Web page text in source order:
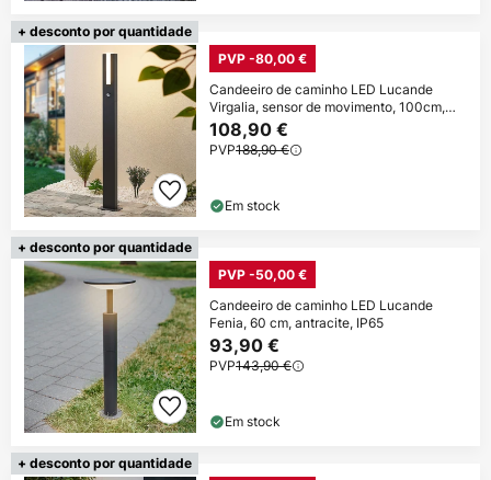
+ desconto por quantidade
PVP -80,00 €
Candeeiro de caminho LED Lucande
Virgalia, sensor de movimento, 100cm,
IP54
108,90 €
PVP188,90 €
Em stock
+ desconto por quantidade
PVP -50,00 €
Candeeiro de caminho LED Lucande
Fenia, 60 cm, antracite, IP65
93,90 €
PVP143,90 €
Em stock
+ desconto por quantidade